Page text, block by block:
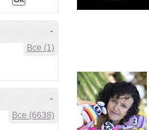
-
Все (1)
-
Все (6638)